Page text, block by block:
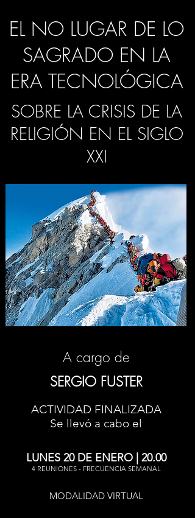
EL NO LUGAR DE LO
SAGRADO EN LA
ERA TECNOLÓGICA
SOBRE LA CRISIS DE LA
RELIGIÓN EN EL SIGLO
XXI
A cargo de
SERGIO FUSTER
ACTIVIDAD FINALIZADA
Se llevó a cabo el
LUNES 20 DE ENERO | 20.00
4 REUNIONES - FRECUENCIA SEMANAL
MODALIDAD VIRTUAL